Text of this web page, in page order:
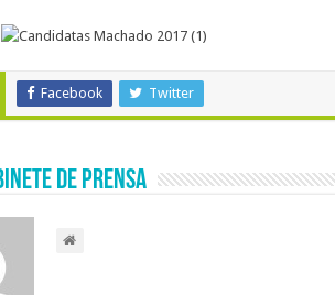
Facebook Twitter
de Prensa